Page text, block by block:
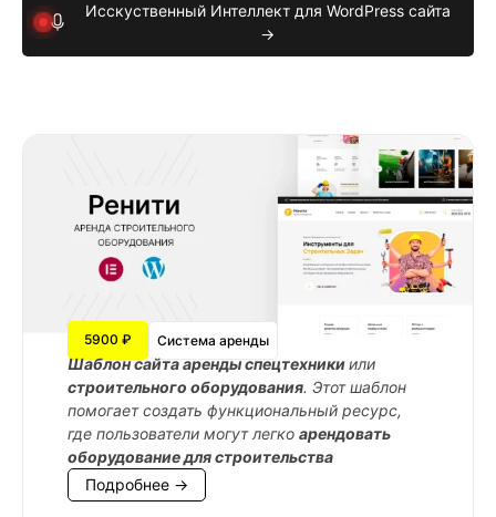
Исскуственный Интеллект для WordPress сайта
→
5900 ₽ Система аренды
Шаблон сайта аренды спецтехникиили
строительного оборудования. Этот шаблон
помогает создать функциональный ресурс,
где пользователи могут легко арендовать
оборудование для строительства
Подробнее →